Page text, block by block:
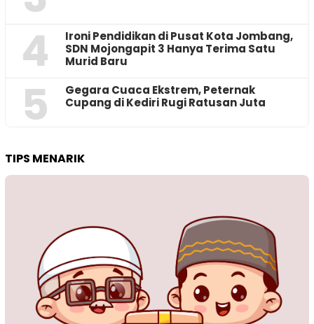
4
Ironi Pendidikan di Pusat Kota Jombang,
SDN Mojongapit 3 Hanya Terima Satu
Murid Baru
5
‎Gegara Cuaca Ekstrem, Peternak
Cupang di Kediri Rugi Ratusan Juta
TIPS MENARIK